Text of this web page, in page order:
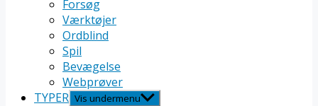
Forsøg
Værktøjer
Ordblind
Spil
Bevægelse
Webprøver
TYPER Vis undermenu